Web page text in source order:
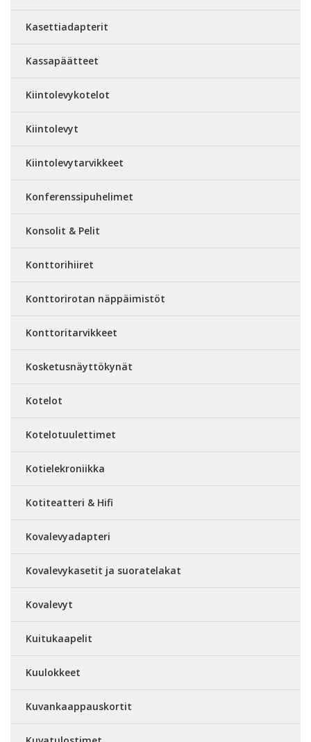
Kasettiadapterit
Kassapäätteet
Kiintolevykotelot
Kiintolevyt
Kiintolevytarvikkeet
Konferenssipuhelimet
Konsolit & Pelit
Konttorihiiret
Konttorirotan näppäimistöt
Konttoritarvikkeet
Kosketusnäyttökynät
Kotelot
Kotelotuulettimet
Kotielekroniikka
Kotiteatteri & Hifi
Kovalevyadapteri
Kovalevykasetit ja suoratelakat
Kovalevyt
Kuitukaapelit
Kuulokkeet
Kuvankaappauskortit